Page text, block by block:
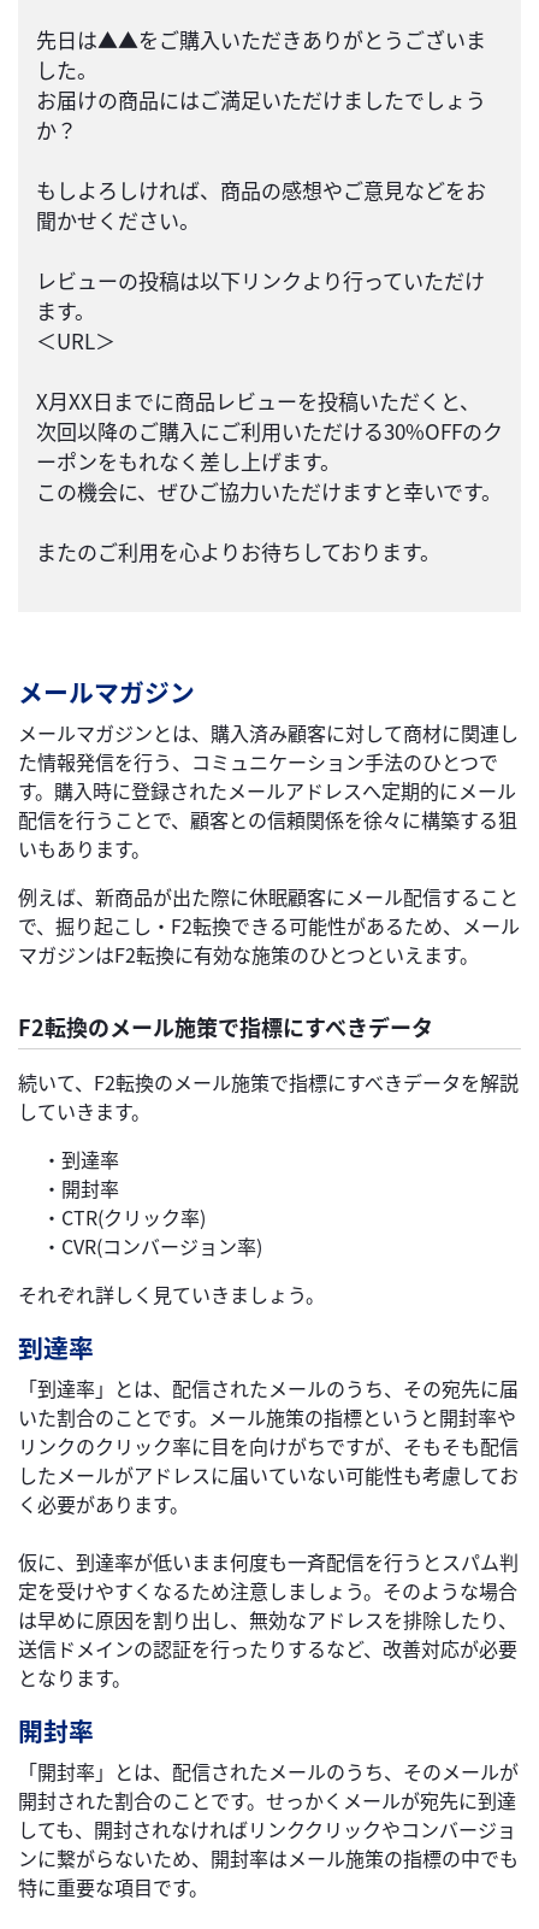
先日は▲▲をご購入いただきありがとうございま
した。
お届けの商品にはご満足いただけましたでしょう
か？
もしよろしければ、商品の感想やご意見などをお
聞かせください。
レビューの投稿は以下リンクより行っていただけ
ます。
＜URL＞
X月XX日までに商品レビューを投稿いただくと、
次回以降のご購入にご利用いただける30%OFFのク
ーポンをもれなく差し上げます。
この機会に、ぜひご協力いただけますと幸いです。
またのご利用を心よりお待ちしております。
メールマガジン
メールマガジンとは、購入済み顧客に対して商材に関連し
た情報発信を行う、コミュニケーション手法のひとつで
す。購入時に登録されたメールアドレスへ定期的にメール
配信を行うことで、顧客との信頼関係を徐々に構築する狙
いもあります。
例えば、新商品が出た際に休眠顧客にメール配信すること
で、掘り起こし・F2転換できる可能性があるため、メール
マガジンはF2転換に有効な施策のひとつといえます。
F2転換のメール施策で指標にすべきデータ
続いて、F2転換のメール施策で指標にすべきデータを解説
していきます。
・到達率
・開封率
・CTR(クリック率)
・CVR(コンバージョン率)
それぞれ詳しく見ていきましょう。
到達率
「到達率」とは、配信されたメールのうち、その宛先に届
いた割合のことです。メール施策の指標というと開封率や
リンクのクリック率に目を向けがちですが、そもそも配信
したメールがアドレスに届いていない可能性も考慮してお
く必要があります。
仮に、到達率が低いまま何度も一斉配信を行うとスパム判
定を受けやすくなるため注意しましょう。そのような場合
は早めに原因を割り出し、無効なアドレスを排除したり、
送信ドメインの認証を行ったりするなど、改善対応が必要
となります。
開封率
「開封率」とは、配信されたメールのうち、そのメールが
開封された割合のことです。せっかくメールが宛先に到達
しても、開封されなければリンククリックやコンバージョ
ンに繋がらないため、開封率はメール施策の指標の中でも
特に重要な項目です。